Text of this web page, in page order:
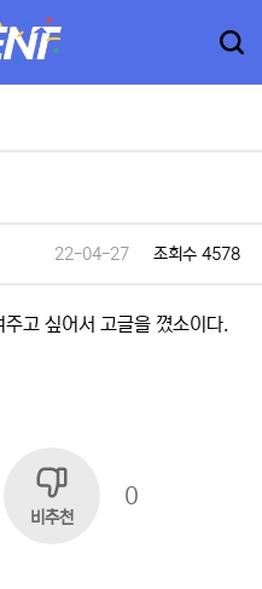
22-04-27 조회수 4578
고 싶어서 고글을 꼈소이다.
비추천
0